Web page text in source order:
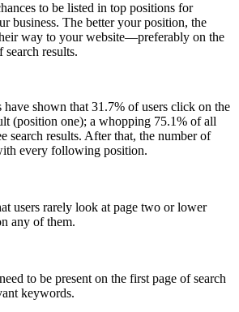
to be listed in top positions for
business. The better your position, the
way to your website—preferably on the
results.
have shown that 31.7% of users click on the
(position one); a whopping 75.1% of all
search results. After that, the number of
every following position.
users rarely look at page two or lower
any of them.
to be present on the first page of search
keywords.